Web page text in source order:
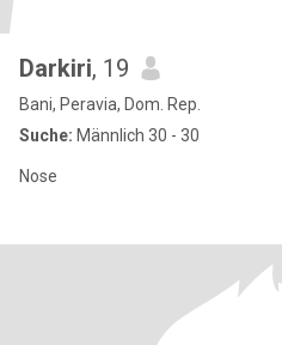
Darkiri, 19
Bani, Peravia, Dom. Rep.
Suche: Männlich 30 - 30
Nose